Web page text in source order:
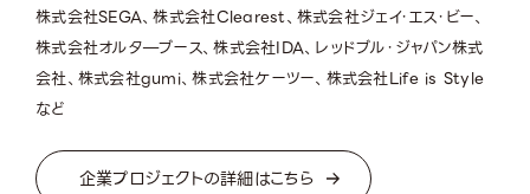
株式会社SEGA、株式会社Clearest、株式会社ジェイ・エス・ビー、
株式会社オルタ―ブース、株式会社IDA、レッドブル・ジャパン株式
会社、株式会社gumi、株式会社ケーツー、株式会社Life is Style
など
企業プロジェクトの詳細はこちら